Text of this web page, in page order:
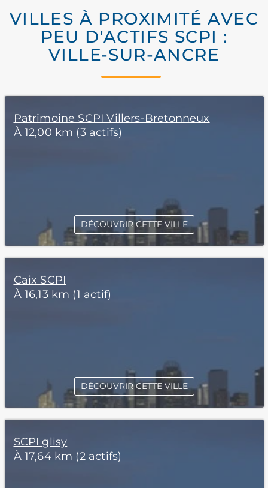
VILLES À PROXIMITÉ AVEC
PEU D'ACTIFS SCPI :
VILLE-SUR-ANCRE
Patrimoine SCPI Villers-Bretonneux
À 12,00 km (3 actifs)
DÉCOUVRIR CETTE VILLE
Caix SCPI
À 16,13 km (1 actif)
DÉCOUVRIR CETTE VILLE
SCPI glisy
À 17,64 km (2 actifs)